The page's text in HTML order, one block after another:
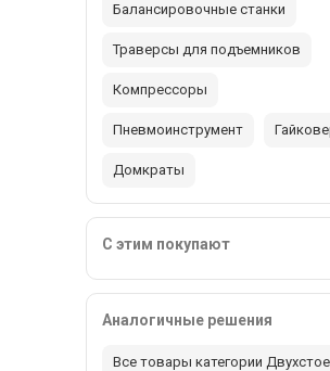
Балансировочные станки
Траверсы для подъемников
Компрессоры
Пневмоинструмент
Домкраты
С этим покупают
Аналогичные решения
Все товары категории